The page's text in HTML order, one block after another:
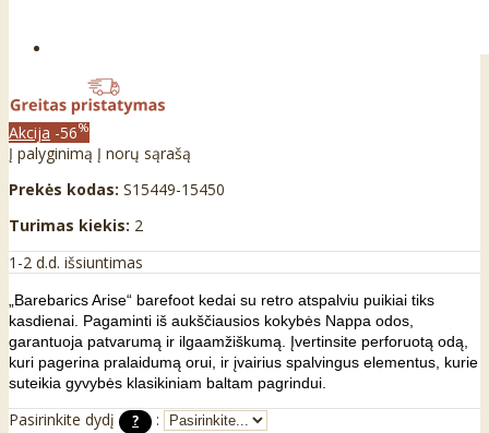
Akcija -56%
Į palyginimą Į norų sąrašą
Prekės kodas: S15449-15450
Turimas kiekis: 2
1-2 d.d. išsiuntimas
„Barebarics Arise“ barefoot kedai su retro atspalviu puikiai tiks
kasdienai. Pagaminti iš aukščiausios kokybės Nappa odos,
garantuoja patvarumą ir ilgaamžiškumą. Įvertinsite perforuotą odą,
kuri pagerina pralaidumą orui, ir įvairius spalvingus elementus, kurie
suteikia gyvybės klasikiniam baltam pagrindui.
Pasirinkite dydį ?
: